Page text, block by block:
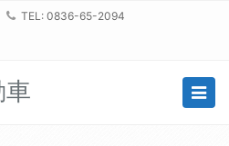
TEL: 0836-65-2094
車